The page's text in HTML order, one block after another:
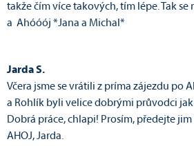
takže čím více takových, tím lépe. Tak se
a Ahóóój *Jana a Michal*
Jarda S.
Včera jsme se vrátili z príma zájezdu po
a Rohlík byli velice dobrými průvodci jak
Dobrá práce, chlapi! Prosím, předejte
AHOJ, Jarda.